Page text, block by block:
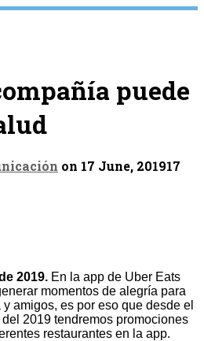
puede
on 17 June, 201917
2019. En la app de Uber Eats
momentos de alegría para
amigos, es por eso que desde el
2019 tendremos promociones
restaurantes en la app.